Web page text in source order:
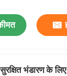
सुरक्षित भंडारण के